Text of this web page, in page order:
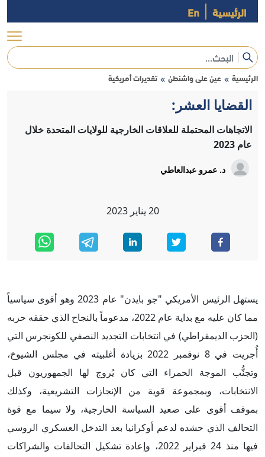
الرئيسية En
الرئيسية » عين على واشنطن » تقديرات أمريكية
القضايا العشر:
الاتجاهات المحتملة للعلاقات الخارجية للولايات المتحدة خلال
عام 2023
د. عمرو عبدالعاطي
20 يناير 2023
يستهل الرئيس الأمريكي "جو بايدن" عام 2023 وهو أقوى سياسياً
مما كان عليه مع بداية عام 2022، مدعوماً بالنجاح الذي حققه حزبه
(الحزب الديمقراطي) في انتخابات التجديد النصفي للكونجرس التي
أُجريت في 8 نوفمبر 2022 بزيادة أغلبيته في مجلس الشيوخ،
وتجنُّب الموجة الحمراء التي كان يُروج لها الجمهوريون قبل
الانتخابات، وبمجموعة قوية من الإنجازات التشريعية، وكذلك
بموقف أقوى على صعيد السياسة الخارجية، ولا سيما مع قوة
التحالف الذي حشده لدعم أوكرانيا بعد التدخل العسكري الروسي
فيها منذ 24 فبراير 2022، وإعادة تشكيل التحالفات والشراكات